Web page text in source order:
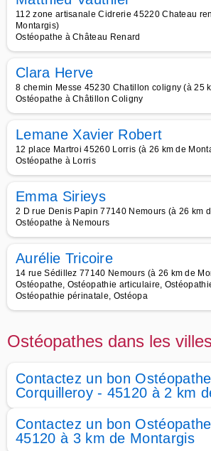
112 zone artisanale Cidrerie 45220 Chateau
Montargis)
Ostéopathe à Château Renard
Clara Herve
8 chemin Messe 45230 Chatillon coligny (à 25
Ostéopathe à Châtillon Coligny
Lemane Xavier Robert
12 place Martroi 45260 Lorris (à 26 km de
Ostéopathe à Lorris
Emma Sirieys
2 D rue Denis Papin 77140 Nemours (à 26 km
Ostéopathe à Nemours
Aurélie Tricoire
14 rue Sédillez 77140 Nemours (à 26 km de
Ostéopathe, Ostéopathie articulaire,
Ostéopathie périnatale, Ostéopa
Ostéopathes dans les
Contactez un bon
Corquilleroy - 45120 à 2 km
Contactez un bon
45120 à 3 km de Montargis